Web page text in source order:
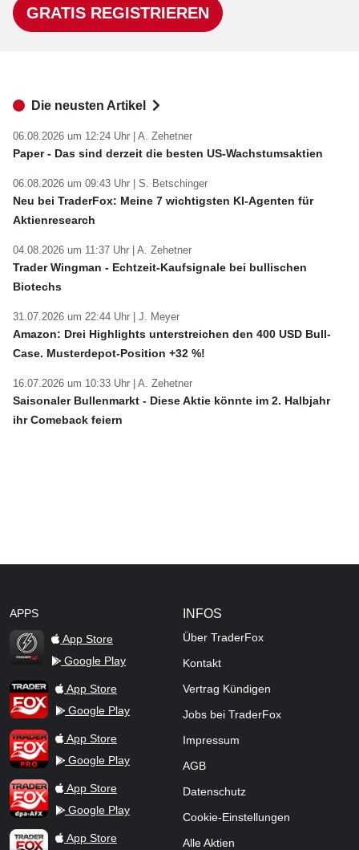
GRATIS REGISTRIEREN
Die neusten Artikel
06.08.2026 um 12:24 Uhr | A. Zehetner
Paper - Das sind derzeit die besten US-Wachstumsaktien
06.08.2026 um 09:43 Uhr | S. Betschinger
Neu bei TraderFox: Meine 7 wichtigsten KI-Agenten für
Aktienresearch
04.08.2026 um 11:37 Uhr | A. Zehetner
Trader Wingman - Echtzeit-Kaufsignale bei bullischen
Biotechs
31.07.2026 um 22:44 Uhr | J. Meyer
Amazon: Drei Highlights unterstreichen den 400 USD Bull-
Case. Musterdepot-Position +32 %!
16.07.2026 um 10:33 Uhr | A. Zehetner
Saisonaler Bullenmarkt - Diese Aktie könnte im 2. Halbjahr
ihr Comeback feiern
APPS
TraderFox Flash
App Store
Google Play
TraderFox AppApp Store
Google Play
TraderFox ProApp Store
Google Play
TraderFox dpa-AFX ProFeed
App Store
Google Play
TraderFox Live Trading
App Store
INFOS
Über TraderFox
Kontakt
Vertrag Kündigen
Jobs bei TraderFox
Impressum
AGB
Datenschutz
Cookie-Einstellungen
Alle Aktien